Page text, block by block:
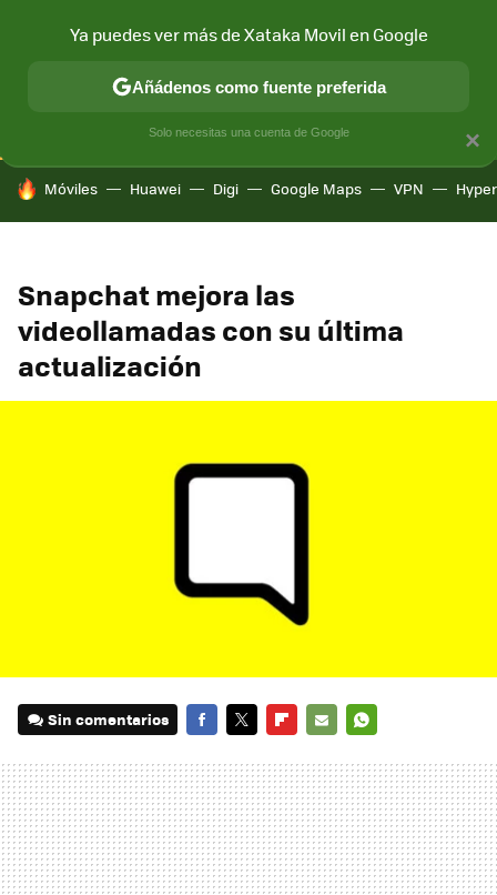
CONECTIVIDAD MÓVIL Y SOCIEDAD APLICACIONES
HOY SE HABLA DE
Móviles Huawei Digi Google Maps VPN
Snapchat mejora las
videollamadas con su última
actualización
Sin comentarios
MAIL
×
Ya puedes ver más de Xataka Movil en Google
Añádenos como fuente preferida
Solo necesitas una cuenta de Google